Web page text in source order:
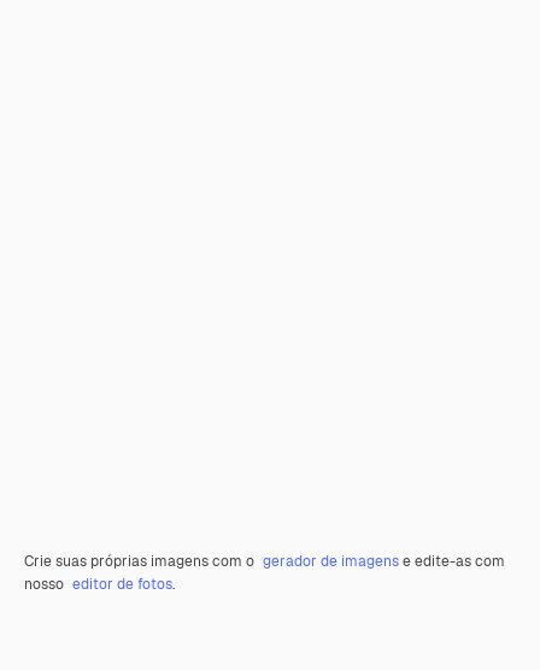
Crie suas próprias imagens com o gerador de imagense edite-as com
nosso editor de fotos.